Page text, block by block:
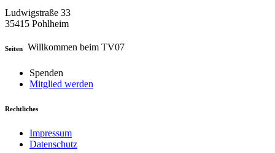
Willkommen beim TV07
Ludwigstraße 33
35415 Pohlheim
Seiten
Spenden
Mitglied werden
Rechtliches
Impressum
Datenschutz